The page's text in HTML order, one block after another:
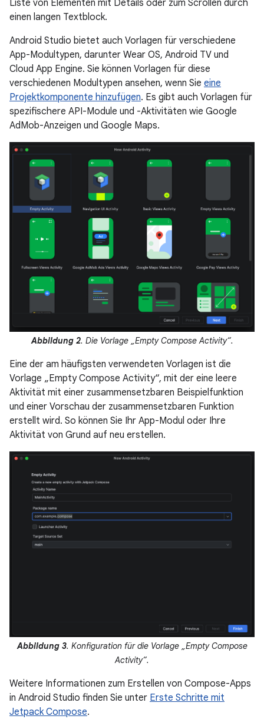
Liste von Elementen mit Details oder zum Scrollen durch
einen langen Textblock.
Android Studio bietet auch Vorlagen für verschiedene
App-Modultypen, darunter Wear OS, Android TV und
Cloud App Engine. Sie können Vorlagen für diese
verschiedenen Modultypen ansehen, wenn Sie eine
Projektkomponente hinzufügen. Es gibt auch Vorlagen für
spezifischere API-Module und -Aktivitäten wie Google
AdMob-Anzeigen und Google Maps.
Abbildung 2. Die Vorlage „Empty Compose Activity“.
Eine der am häufigsten verwendeten Vorlagen ist die
Vorlage „Empty Compose Activity“, mit der eine leere
Aktivität mit einer zusammensetzbaren Beispielfunktion
und einer Vorschau der zusammensetzbaren Funktion
erstellt wird. So können Sie Ihr App-Modul oder Ihre
Aktivität von Grund auf neu erstellen.
Abbildung 3. Konfiguration für die Vorlage „Empty Compose
Activity“.
Weitere Informationen zum Erstellen von Compose-Apps
in Android Studio finden Sie unter Erste Schritte mit
Jetpack Compose.